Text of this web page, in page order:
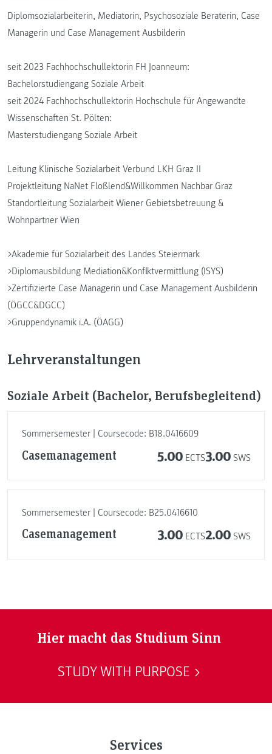
Diplomsozialarbeiterin, Mediatorin, Psychosoziale Beraterin, Case
Managerin und Case Management Ausbilderin
seit 2023 Fachhochschullektorin FH Joanneum:
Bachelorstudiengang Soziale Arbeit
seit 2024 Fachhochschullektorin Hochschule für Angewandte
Wissenschaften St. Pölten:
Masterstudiengang Soziale Arbeit
Leitung Klinische Sozialarbeit Verbund LKH Graz II
Projektleitung NaNet Floßlend&Willkommen Nachbar Graz
Standortleitung Sozialarbeit Wiener Gebietsbetreuung &
Wohnpartner Wien
>Akademie für Sozialarbeit des Landes Steiermark
>Diplomausbildung Mediation&Konfliktvermittlung (ISYS)
>Zertifizierte Case Managerin und Case Management Ausbilderin
(ÖGCC&DGCC)
>Gruppendynamik i.A. (ÖAGG)
Lehrveranstaltungen
Soziale Arbeit (Bachelor, Berufsbegleitend)
Sommersemester | Coursecode: B18.0416609
Casemanagement 5.00 ECTS3.00 SWS
Sommersemester | Coursecode: B25.0416610
Casemanagement 3.00 ECTS2.00 SWS
Hier macht das Studium Sinn
STUDY WITH PURPOSE
Services